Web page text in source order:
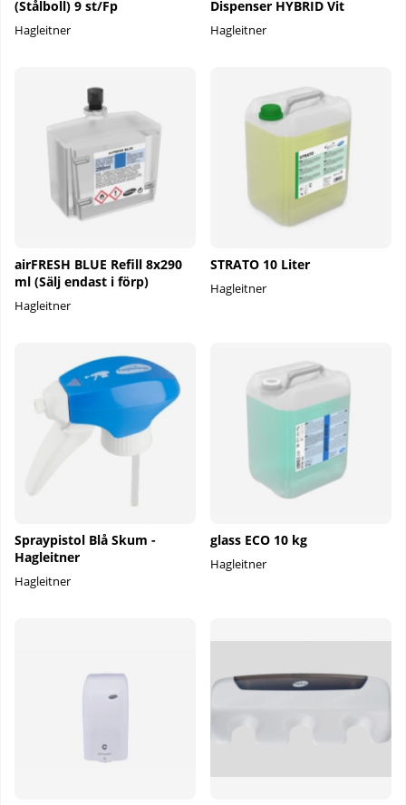
(Stålboll) 9 st/Fp
Hagleitner
Dispenser HYBRID Vit
Hagleitner
airFRESH BLUE Refill 8x290
ml (Sälj endast i förp)
Hagleitner
STRATO 10 Liter
Hagleitner
Spraypistol Blå Skum -
Hagleitner
Hagleitner
glass ECO 10 kg
Hagleitner